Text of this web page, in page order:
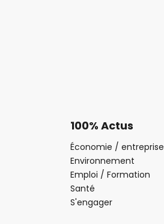
100% Actus
Économie / entreprise
Environnement
Emploi / Formation
Santé
S'engager